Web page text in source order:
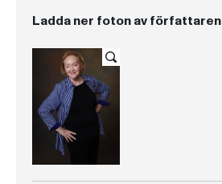
Ladda ner foton av författaren